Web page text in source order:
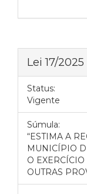
Lei 17/2025
Status:
Vigente
Súmula:
“ESTIMA A
MUNICÍPIO
O
OUTRAS